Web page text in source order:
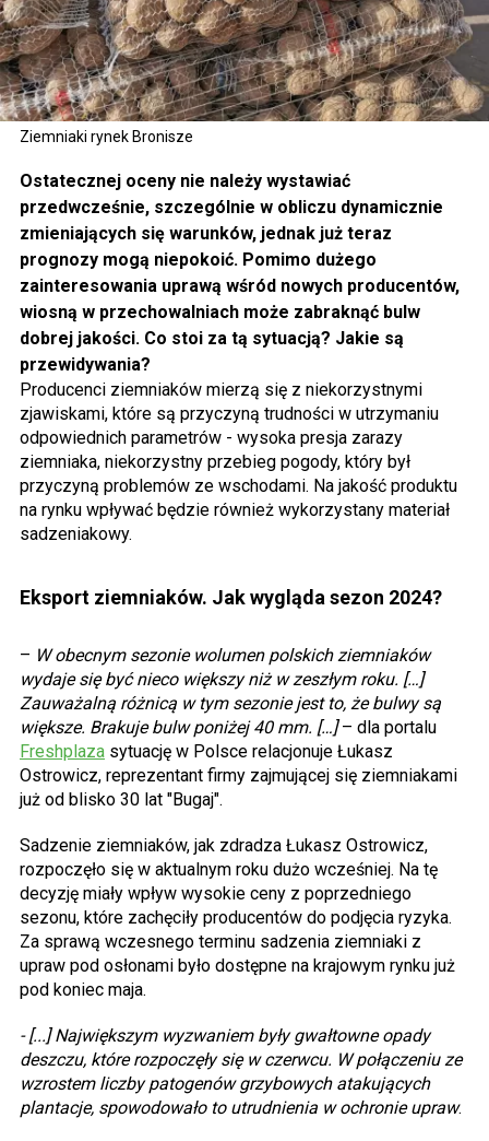
Ziemniaki rynek Bronisze
Ostatecznej oceny nie należy wystawiać
przedwcześnie, szczególnie w obliczu dynamicznie
zmieniających się warunków, jednak już teraz
prognozy mogą niepokoić. Pomimo dużego
zainteresowania uprawą wśród nowych producentów,
wiosną w przechowalniach może zabraknąć bulw
dobrej jakości. Co stoi za tą sytuacją? Jakie są
przewidywania?
Producenci ziemniaków mierzą się z niekorzystnymi
zjawiskami, które są przyczyną trudności w utrzymaniu
odpowiednich parametrów - wysoka presja zarazy
ziemniaka, niekorzystny przebieg pogody, który był
przyczyną problemów ze wschodami. Na jakość produktu
na rynku wpływać będzie również wykorzystany materiał
sadzeniakowy.
Eksport ziemniaków. Jak wygląda sezon 2024?
– W obecnym sezonie wolumen polskich ziemniaków
wydaje się być nieco większy niż w zeszłym roku. […]
Zauważalną różnicą w tym sezonie jest to, że bulwy są
większe. Brakuje bulw poniżej 40 mm. […]– dla portalu
Freshplaza sytuację w Polsce relacjonuje Łukasz
Ostrowicz, reprezentant firmy zajmującej się ziemniakami
już od blisko 30 lat "Bugaj".
Sadzenie ziemniaków, jak zdradza Łukasz Ostrowicz,
rozpoczęło się w aktualnym roku dużo wcześniej. Na tę
decyzję miały wpływ wysokie ceny z poprzedniego
sezonu, które zachęciły producentów do podjęcia ryzyka.
Za sprawą wczesnego terminu sadzenia ziemniaki z
upraw pod osłonami było dostępne na krajowym rynku już
pod koniec maja.
- [...] Największym wyzwaniem były gwałtowne opady
deszczu, które rozpoczęły się w czerwcu. W połączeniu ze
wzrostem liczby patogenów grzybowych atakujących
plantacje, spowodowało to utrudnienia w ochronie upraw.